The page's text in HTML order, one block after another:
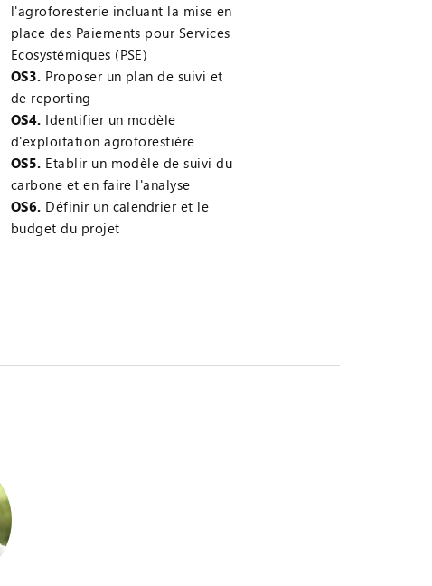
l'agroforesterie incluant la mise en
place des Paiements pour Services
Ecosystémiques (PSE)
OS3. Proposer un plan de suivi et
de reporting
OS4. Identifier un modèle
d'exploitation agroforestière
OS5. Etablir un modèle de suivi du
carbone et en faire l'analyse
OS6. Définir un calendrier et le
budget du projet